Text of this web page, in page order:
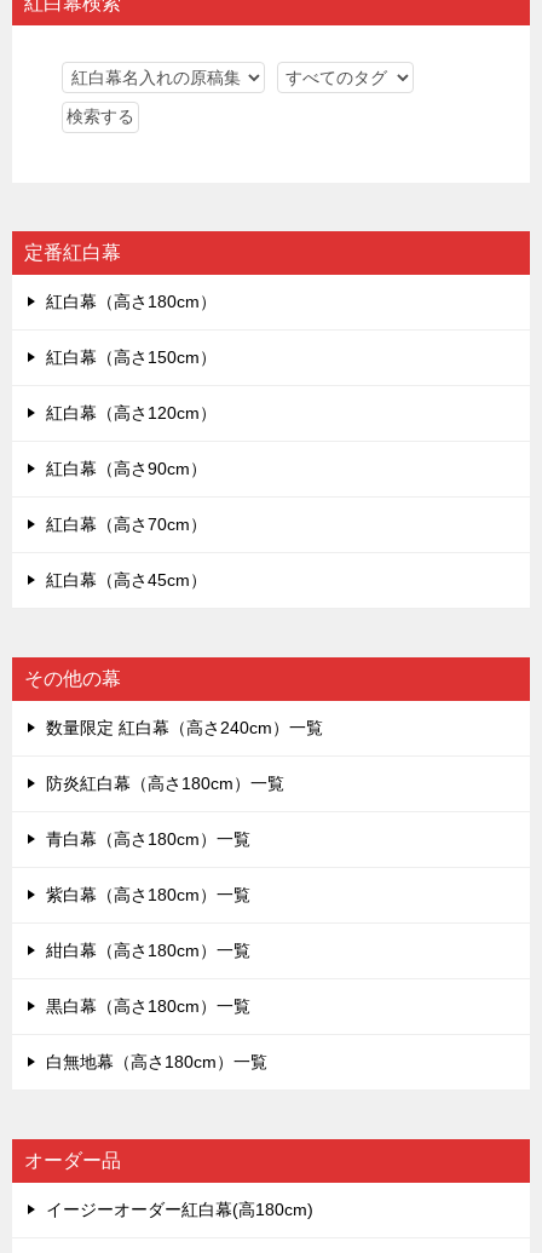
定番紅白幕
紅白幕（高さ180cm）
紅白幕（高さ150cm）
紅白幕（高さ120cm）
紅白幕（高さ90cm）
紅白幕（高さ70cm）
紅白幕（高さ45cm）
その他の幕
数量限定 紅白幕（高さ240cm）一覧
防炎紅白幕（高さ180cm）一覧
青白幕（高さ180cm）一覧
紫白幕（高さ180cm）一覧
紺白幕（高さ180cm）一覧
黒白幕（高さ180cm）一覧
白無地幕（高さ180cm）一覧
オーダー品
イージーオーダー紅白幕(高180cm)